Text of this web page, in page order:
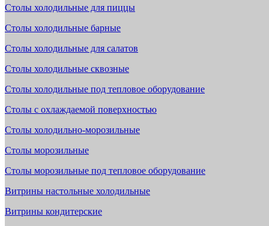
Столы холодильные для пиццы
Столы холодильные барные
Столы холодильные для салатов
Столы холодильные сквозные
Столы холодильные под тепловое оборудование
Столы с охлаждаемой поверхностью
Столы холодильно-морозильные
Столы морозильные
Столы морозильные под тепловое оборудование
Витрины настольные холодильные
Витрины кондитерские